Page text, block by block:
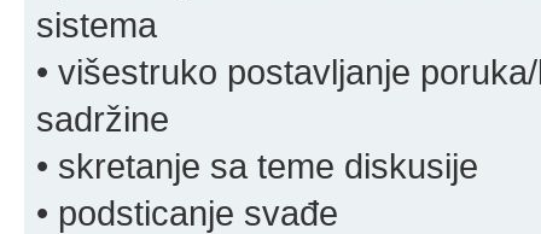
sistema
• višestruko postavljanje
sadržine
• skretanje sa teme diskusije
• podsticanje svađe